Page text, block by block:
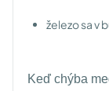
železo sa v
Keď chýba